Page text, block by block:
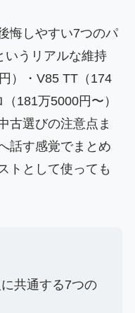
悔しやすい7つのパ
いうリアルな維持
）・V85 TT（174
181万5000円〜）
古選びの注意点ま
話す感覚でまとめ
トとして使っても
共通する7つの